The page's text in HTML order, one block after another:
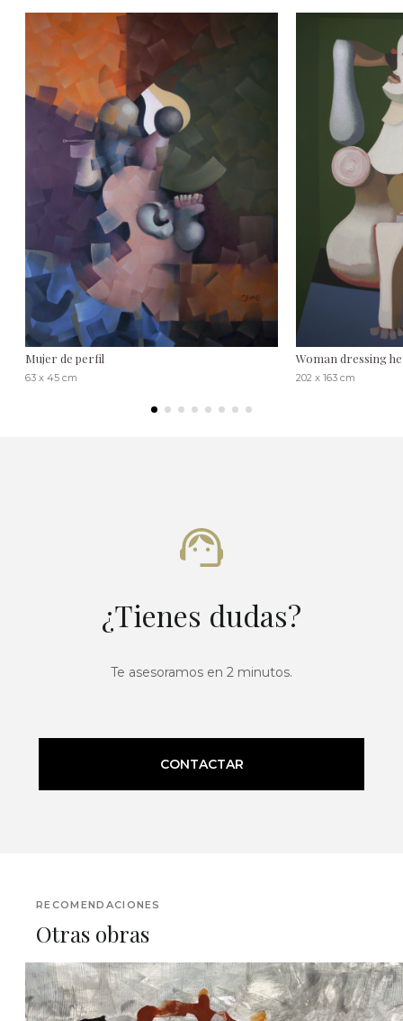
Mujer de perfil
63 x 45 cm
Woman dressing
202 x 163 cm
¿Tienes dudas?
Te asesoramos en 2 minutos.
CONTACTAR
RECOMENDACIONES
Otras obras